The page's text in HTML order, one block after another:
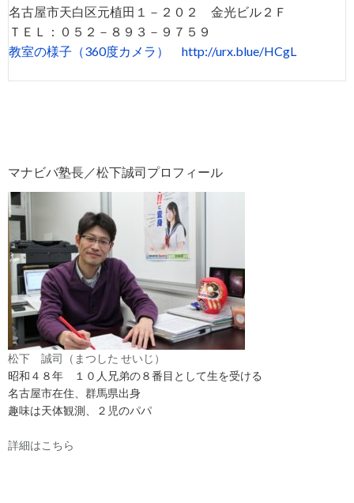
名古屋市天白区元植田１－２０２ 金光ビル２Ｆ
ＴＥＬ：０５２－８９３－９７５９
教室の様子（360度カメラ）
http://urx.blue/HCgL
マナビバ塾長／松下誠司プロフィール
松下 誠司（まつした せいじ）
昭和４８年 １０人兄弟の８番目として生を受ける
名古屋市在住、群馬県出身
趣味は天体観測、２児のパパ
詳細はこちら